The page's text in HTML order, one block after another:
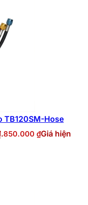
TB120SM-Hose
850.000 ₫Giá hiện